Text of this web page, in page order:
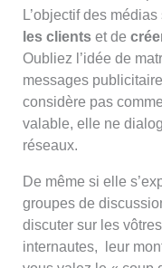
L’objectif des
les clients et de
Oubliez l’idée de
messages
considère pas
valable, elle ne
réseaux.
De même si elle
groupes de
discuter sur les
internautes, leur